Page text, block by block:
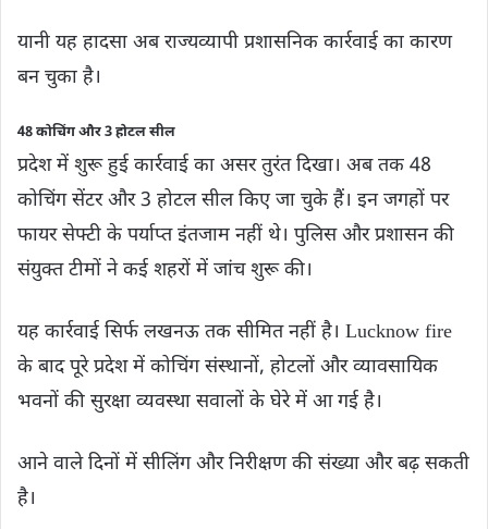
यानी यह हादसा अब राज्यव्यापी प्रशासनिक कार्रवाई का कारण
बन चुका है।
48 कोचिंग और 3 होटल सील
प्रदेश में शुरू हुई कार्रवाई का असर तुरंत दिखा। अब तक 48
कोचिंग सेंटर और 3 होटल सील किए जा चुके हैं। इन जगहों पर
फायर सेफ्टी के पर्याप्त इंतजाम नहीं थे। पुलिस और प्रशासन की
संयुक्त टीमों ने कई शहरों में जांच शुरू की।
यह कार्रवाई सिर्फ लखनऊ तक सीमित नहीं है। Lucknow fire
के बाद पूरे प्रदेश में कोचिंग संस्थानों, होटलों और व्यावसायिक
भवनों की सुरक्षा व्यवस्था सवालों के घेरे में आ गई है।
आने वाले दिनों में सीलिंग और निरीक्षण की संख्या और बढ़ सकती
है।